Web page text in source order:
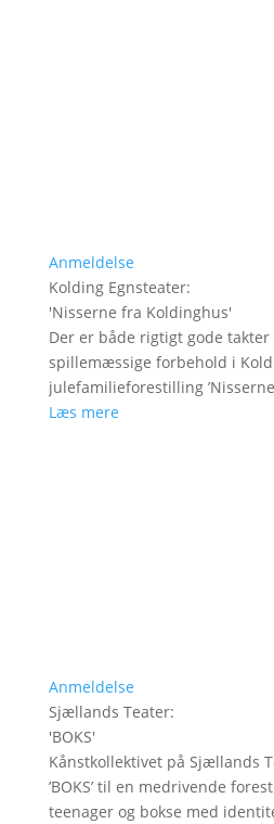
Anmeldelse
Kolding Egnsteater:
'Nisserne fra Koldinghus'
Der er både rigtigt gode takter
spillemæssige forbehold i
julefamilieforestilling
Læs mere
Anmeldelse
Sjællands Teater:
'BOKS'
Kånstkollektivet på Sjællands
’BOKS’ til en medrivende
teenager og bokse med